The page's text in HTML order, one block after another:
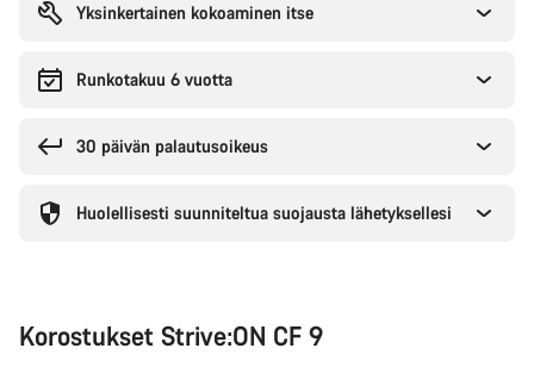
Yksinkertainen kokoaminen itse
Runkotakuu 6 vuotta
30 päivän palautusoikeus
Huolellisesti suunniteltua suojausta lähetyksellesi
Korostukset Strive:ON CF 9